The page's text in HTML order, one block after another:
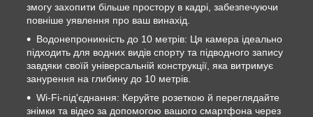
змогу захопити більше простору в кадрі, забезпечуючи
повніше уявлення про ваш винахід.
Водонепроникність до 10 метрів: Ця камера ідеально
підходить для водних видів спорту та підводного запису
завдяки своїй універсальній конструкції, яка витримує
занурення на глибину до 10 метрів.
Wi-Fi-під'єднання: Керуйте розеткою й переглядайте
знімки та відео за допомогою вашого смартфона через